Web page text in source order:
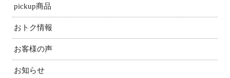
pickup商品
おトク情報
お客様の声
お知らせ